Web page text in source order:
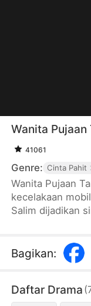
Wanita
41061
Genre: Cinta Pahit
Wanita Pujaan
kecelakaan
Salim dijadikan
hidupnya nyaris
merupakan
Bagikan:
Daftar Drama (